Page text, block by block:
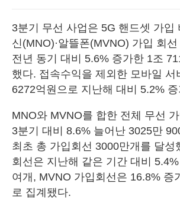
3분기 무선 사업은 5G 핸드셋 가입
신(MNO)·알뜰폰(MVNO) 가입 회
전년 동기 대비 5.6% 증가한 1조
했다. 접속수익을 제외한 모바일 서
6272억원으로 지난해 대비 5.2%
MNO와 MVNO를 합한 전체 무선
3분기 대비 8.6% 늘어난 3025만
최초 총 가입회선 3000만개를 달성
회선은 지난해 같은 기간 대비
여개, MVNO 가입회선은 16.8% 증
로 집계됐다.